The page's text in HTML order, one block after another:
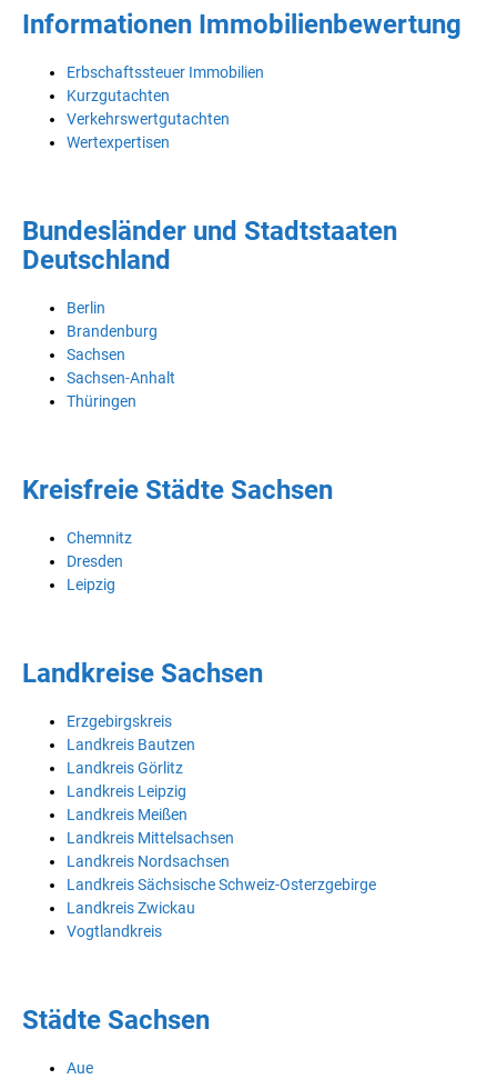
Informationen Immobilienbewertung
Erbschaftssteuer Immobilien
Kurzgutachten
Verkehrswertgutachten
Wertexpertisen
Bundesländer und Stadtstaaten
Deutschland
Berlin
Brandenburg
Sachsen
Sachsen-Anhalt
Thüringen
Kreisfreie Städte Sachsen
Chemnitz
Dresden
Leipzig
Landkreise Sachsen
Erzgebirgskreis
Landkreis Bautzen
Landkreis Görlitz
Landkreis Leipzig
Landkreis Meißen
Landkreis Mittelsachsen
Landkreis Nordsachsen
Landkreis Sächsische Schweiz-Osterzgebirge
Landkreis Zwickau
Vogtlandkreis
Städte Sachsen
Aue